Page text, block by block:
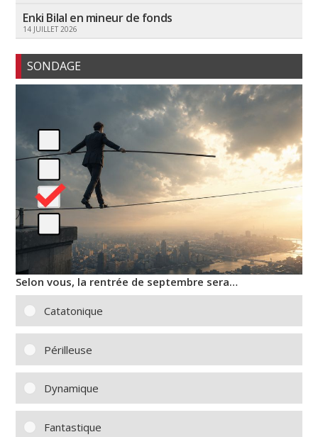
Enki Bilal en mineur de fonds
14 JUILLET 2026
SONDAGE
Selon vous, la rentrée de septembre sera…
Catatonique
Périlleuse
Dynamique
Fantastique